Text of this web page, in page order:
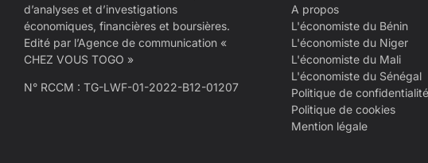
d’analyses et d’investigations
économiques, financières et boursières.
Edité par l’Agence de communication «
CHEZ VOUS TOGO »
N° RCCM : TG-LWF-01-2022-B12-01207
A propos
L'économiste du Bénin
L'économiste du Niger
L'économiste du Mali
L'économiste du Sénégal
Politique de
Politique de cookies
Mention légale